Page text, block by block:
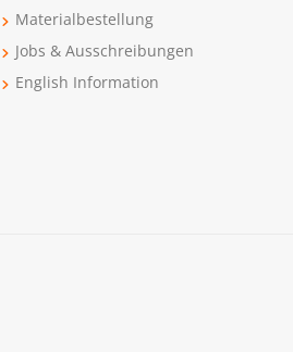
Materialbestellung
Jobs & Ausschreibungen
English Information